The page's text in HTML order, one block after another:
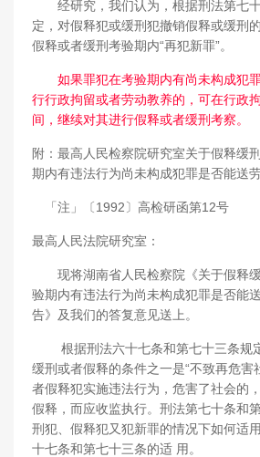
经研究，我们认为，根据刑法第七
定，对假释犯或缓刑犯撤销假释或缓刑
假释或者缓刑考验期内“再犯新罪”。
如果罪犯在考验期内有尚未构成犯
行行政拘留或者劳动教养的，可在行政
间，继续对其进行假释或者缓刑考察。
附：最高人民检察院研究室关于假释缓
期内有违法行为尚未构成犯罪是否能送
「注」〔1992〕高检研函第12号
最高人民法院研究室：
现将湖南省人民检察院《关于假释
验期内有违法行为尚未构成犯罪是否能
告》及我们的答复意见送上。
根据刑法六十七条和第七十三条规
缓刑或者假释的条件之一是“不致再危害
者假释犯实施违法行为，危害了社会的
假释，而应收监执行。刑法第七十条和
刑犯、假释犯又犯新罪的情况下如何适
十七条和第七十三条的适 用。